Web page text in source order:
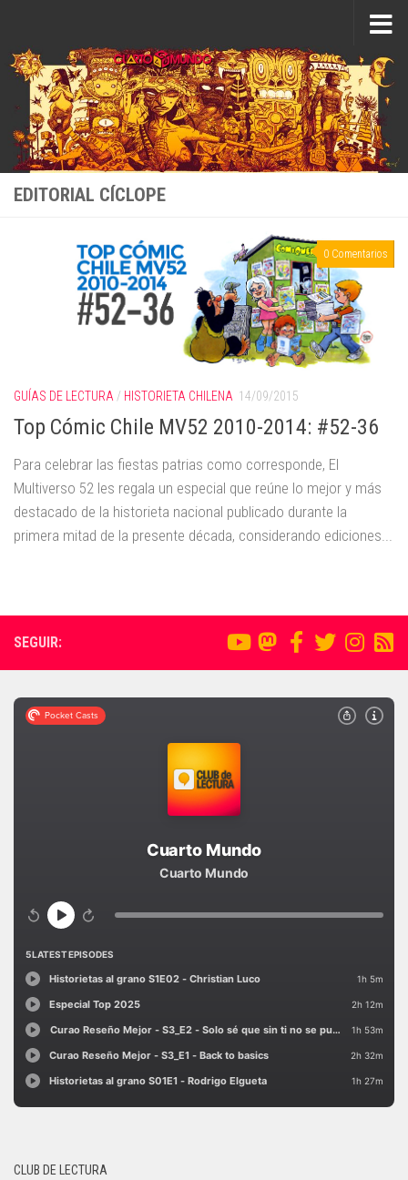
EDITORIAL CÍCLOPE
0 Comentarios
GUÍAS DE LECTURA/ HISTORIETA CHILENA 14/09/2015
Top Cómic Chile MV52 2010-2014: #52-36
Para celebrar las fiestas patrias como corresponde, El
Multiverso 52 les regala un especial que reúne lo mejor y más
destacado de la historieta nacional publicado durante la
primera mitad de la presente década, considerando ediciones...
SEGUIR:
CLUB DE LECTURA